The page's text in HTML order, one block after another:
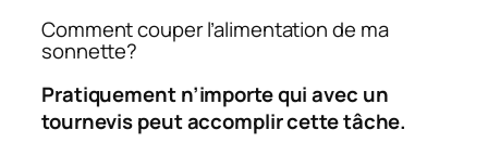
Comment couper l’alimentation de ma
sonnette?
Pratiquement n’importe qui avec un
tournevis peut accomplir cette tâche.